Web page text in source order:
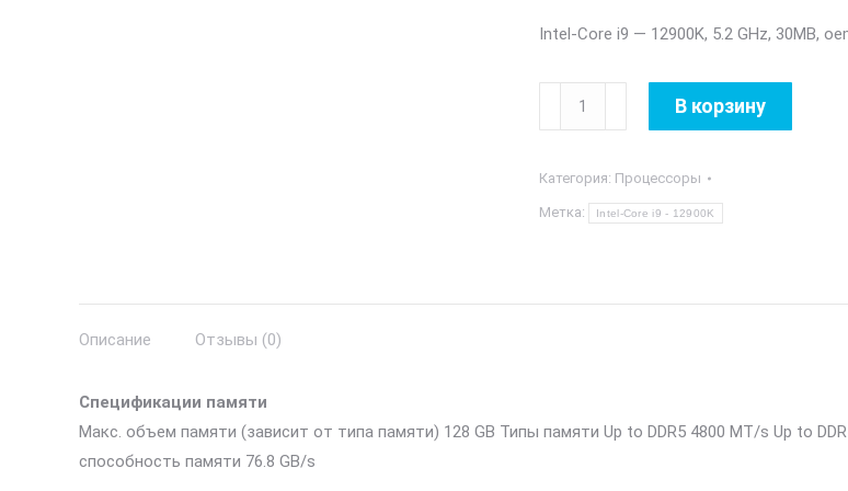
Intel-Core i9 — 12900K, 5.2 GHz, 30MB,
Количество
товара
Core
i9
GHz,
В корзину
Категория: Процессоры
Метка: Intel-Core i9 - 12900K
Описание Отзывы (0)
Спецификации памяти
Макс. объем памяти (зависит от типа памяти) 128 GB Типы памяти Up to DDR5 4800 MT/s Up to
способность памяти 76.8 GB/s